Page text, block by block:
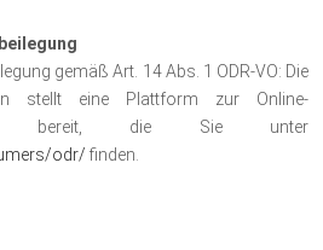
gemäß Art. 14 Abs. 1 ODR-VO: Die
stellt eine Plattform zur Online-
bereit, die Sie unter
odr/ finden.